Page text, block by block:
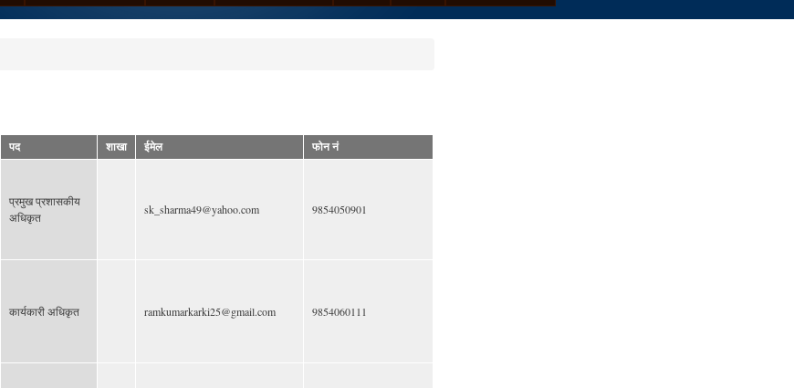
पद शाखा ईमेल फोन नं
प्रमुख प्रशासकीय
अधिकृत
sk_sharma49@yahoo.com 9854050901
कार्यकारी अधिकृत ramkumarkarki25@gmail.com 9854060111